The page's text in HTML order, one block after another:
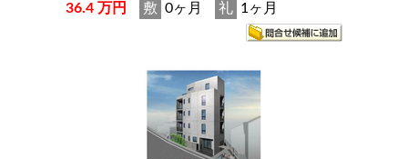
36.4 万円 敷 0ヶ月 礼 1ヶ月